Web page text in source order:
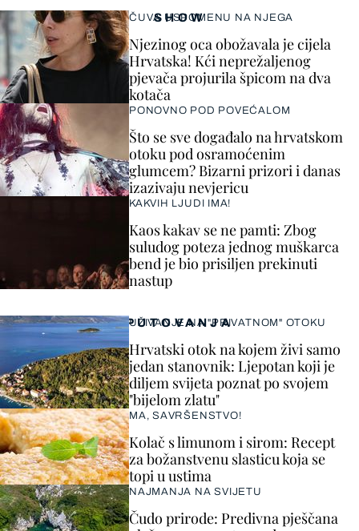
SHOW
ČUVA USPOMENU NA NJEGA
Njezinog oca obožavala je cijela
Hrvatska! Kći neprežaljenog
pjevača projurila špicom na dva
kotača
PONOVNO POD POVEĆALOM
Što se sve događalo na hrvatskom
otoku pod osramoćenim
glumcem? Bizarni prizori i danas
izazivaju nevjericu
KAKVIH LJUDI IMA!
Kaos kakav se ne pamti: Zbog
suludog poteza jednog muškarca
bend je bio prisiljen prekinuti
nastup
PUTOVANJA
UŽIVANJE NA "PRIVATNOM" OTOKU
Hrvatski otok na kojem živi samo
jedan stanovnik: Ljepotan koji je
diljem svijeta poznat po svojem
"bijelom zlatu"
MA, SAVRŠENSTVO!
Kolač s limunom i sirom: Recept
za božanstvenu slasticu koja se
topi u ustima
NAJMANJA NA SVIJETU
Čudo prirode: Predivna pješčana